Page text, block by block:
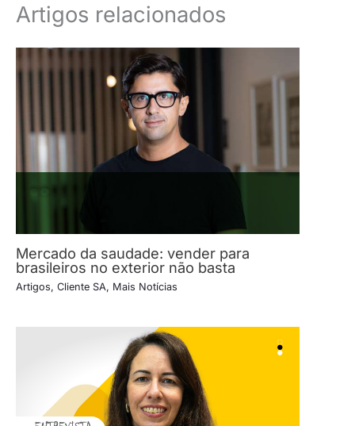
Artigos relacionados
Mercado da saudade: vender para
brasileiros no exterior não basta
Artigos, Cliente SA, Mais Notícias